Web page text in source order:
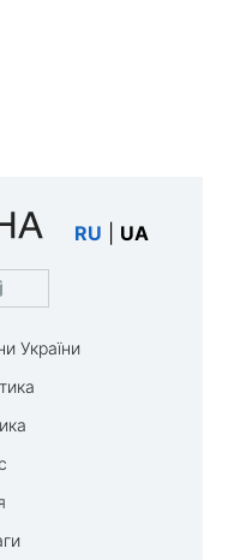
RU UA
України